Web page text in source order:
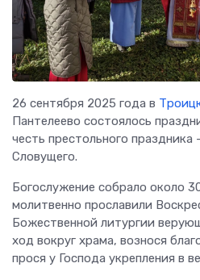
26 сентября 2025 года в
Пантелеево состоялось
честь престольного праздника
Словущего.
Богослужение собрало около
молитвенно прославили
Божественной литургии
ход вокруг храма, вознося
прося у Господа укрепления в